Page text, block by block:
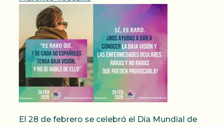
El 28 de febrero se celebró el Día Mundial de